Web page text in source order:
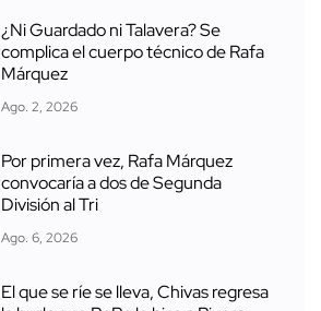
¿Ni Guardado ni Talavera? Se
complica el cuerpo técnico de Rafa
Márquez
Ago. 2, 2026
Por primera vez, Rafa Márquez
convocaría a dos de Segunda
División al Tri
Ago. 6, 2026
El que se ríe se lleva, Chivas regresa